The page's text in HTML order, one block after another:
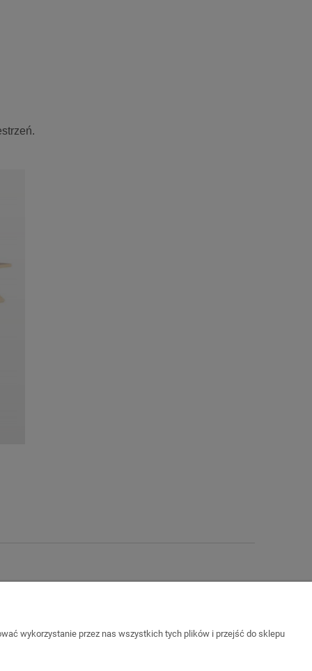
wykorzystanie przez nas wszystkich tych plików i przejść do sklepu